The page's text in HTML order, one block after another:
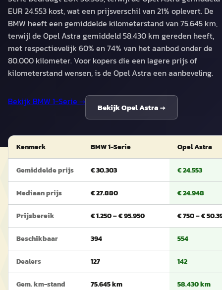
EUR 24.553 kost, wat een prijsverschil van 21% oplevert. De
BMW heeft een gemiddelde kilometerstand van 75.645 km,
terwijl de Opel Astra gemiddeld 58.430 km gereden heeft,
met respectievelijk 60% en 74% van het aanbod onder de
80.000 kilometer. Voor kopers die een lagere prijs of
kilometerstand wensen, is de Opel Astra een aanbeveling.
Bekijk BMW 1-Serie →
BekijkOpel Astra→
Kenmerk BMW 1-Serie Opel Astra
Gemiddelde prijs € 30.303 € 24.553
Mediaan prijs € 27.880 € 24.948
Prijsbereik € 1.250 – € 95.950 € 750 – €
Beschikbaar 394 554
Dealers 127 142
Gem. km-stand 75.645 km 58.430 km